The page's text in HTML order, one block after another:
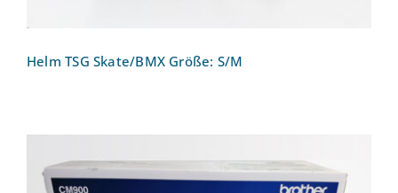
Helm TSG Skate/BMX Größe: S/M